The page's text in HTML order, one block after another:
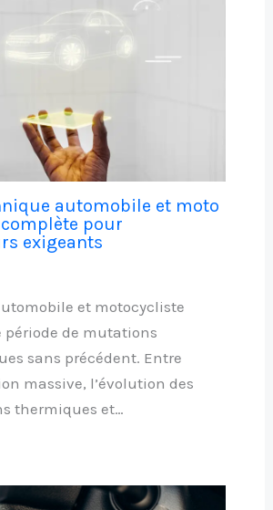
automobile et moto
pour
exigeants
et motocycliste
période de mutations
sans précédent. Entre
massive, l’évolution des
thermiques et…